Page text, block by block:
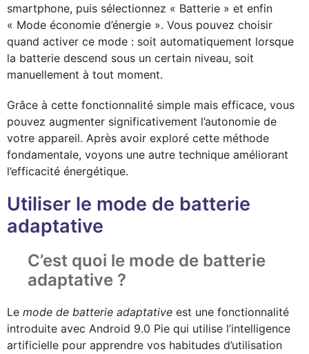
smartphone, puis sélectionnez « Batterie » et enfin
« Mode économie d’énergie ». Vous pouvez choisir
quand activer ce mode : soit automatiquement lorsque
la batterie descend sous un certain niveau, soit
manuellement à tout moment.
Grâce à cette fonctionnalité simple mais efficace, vous
pouvez augmenter significativement l’autonomie de
votre appareil. Après avoir exploré cette méthode
fondamentale, voyons une autre technique améliorant
l’efficacité énergétique.
Utiliser le mode de batterie
adaptative
C’est quoi le mode de batterie
adaptative ?
Le mode de batterie adaptative est une fonctionnalité
introduite avec Android 9.0 Pie qui utilise l’intelligence
artificielle pour apprendre vos habitudes d’utilisation